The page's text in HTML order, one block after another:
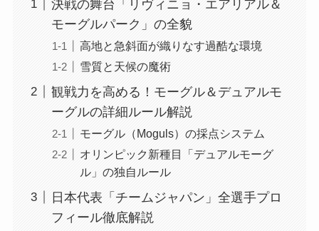
決戦の舞台「リヴィニョ・エアリアル＆
モーグルパーク」の全貌
高地と急斜面が織りなす過酷な環境
雪質と天候の魔術
観戦力を高める！モーグル＆デュアルモ
ーグルの詳細ルール解説
モーグル（Moguls）の採点システム
オリンピック新種目「デュアルモーグ
ル」の独自ルール
日本代表「チームジャパン」全選手プロ
フィール徹底解説